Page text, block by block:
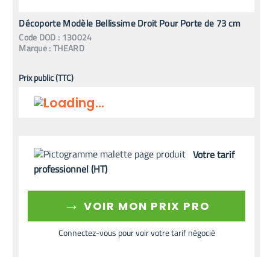
Décoporte Modèle Bellissime Droit Pour Porte de 73 cm
Code DOD : 130024
Marque :THEARD
Prix public (TTC)
Votre tarif
professionnel (HT)
→ VOIR MON PRIX PRO
Connectez-vous pour voir votre tarif négocié